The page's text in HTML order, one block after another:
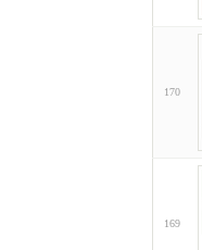
170
169